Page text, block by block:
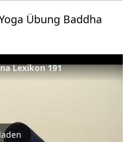
Übung Baddha
Lexikon 191